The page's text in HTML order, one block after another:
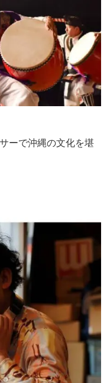
ーで沖縄の文化を堪